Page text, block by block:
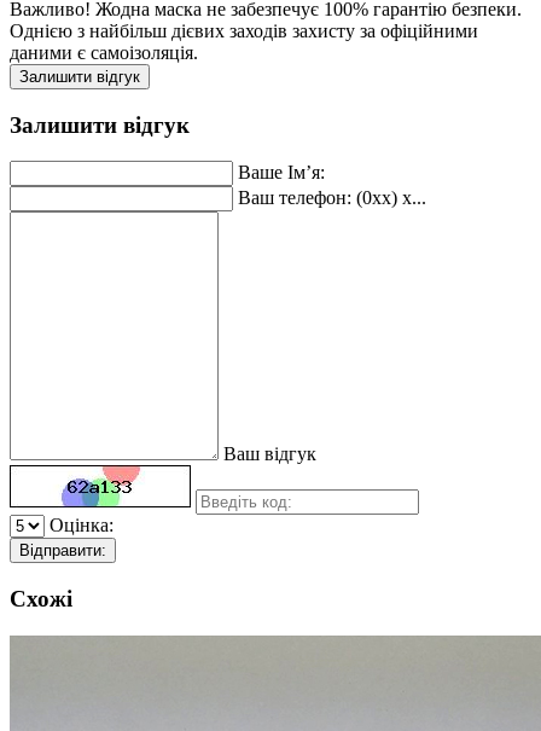
Важливо! Жодна маска не забезпечує 100% гарантію безпеки.
Однією з найбільш дієвих заходів захисту за офіційними
даними є самоізоляція.
Залишити відгук
Залишити відгук
Ваше Ім’я:
Ваш телефон: (0xx) x...
Ваш відгук
Оцінка:
Відправити:
Схожі